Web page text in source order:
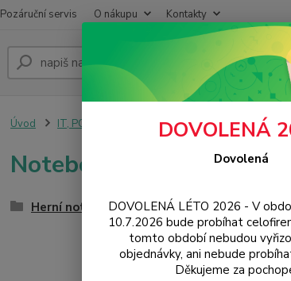
Pozáruční servis O nákupu Kontakty
Úvod IT, PC, ELEKTRONIKA Pro hráče
Notebooky
Herní notebooky
DOVOLENÁ
Dovolená
DOVOLENÁ LÉTO 2026 - V
10.7.2026 bude probíhat
tomto období nebudou
objednávky, ani nebude
Děkujeme za